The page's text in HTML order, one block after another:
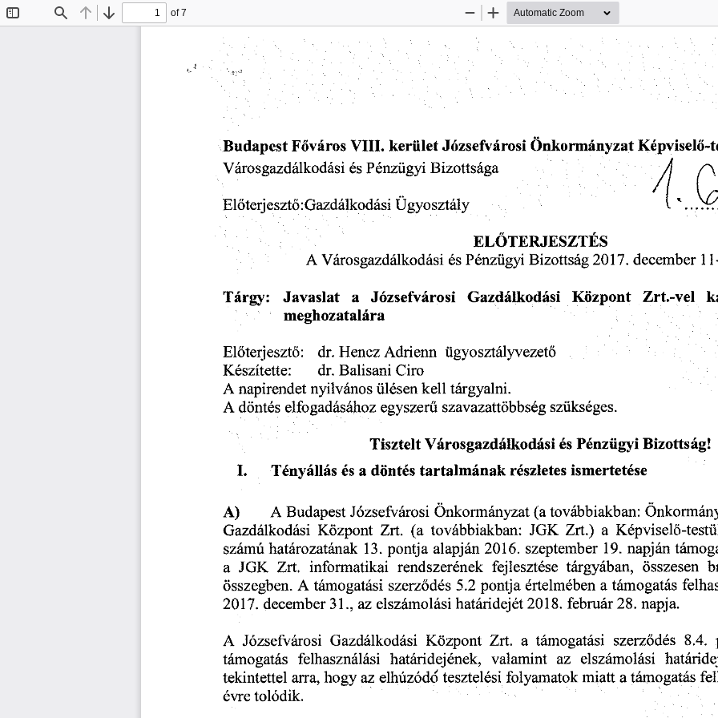
Find Previous
Next
of 7
Zoom
Zoom
Budapest
  Főváros
  VIII.
  kerület
Józsefvárosi Önkormányzat
Képviselő-
Városgazdálkodási
  és
Pénzügyi
  Bizottság
Tárgy:
    Javaslat
    a
   Józsefvárosi
   Gazdálkodási
   Központ
   Zrt.-vel
meghozatalára
Előterjesztő:
    dr.
Hencz
  Adrienn
   ügyosztályvezető
Készítette:
       dr.
Balisani
  Ciro
A napirendet
  nyilvános
ülésen kell
  tárgyalni.
A  döntés elfogadásához egyszerű
  szavazattöbbség
  szükséges.
I.         Tényállás
  és
  a döntés
tartalmának
  részletes
  ismertetése
A)
         A
  Budapest
  Józsefvárosi
Önkormányzat
  (a
továbbiakban:
Gazdálkodási
  Központ
  Zrt.
  (a
  továbbiakban:
  JGK
  Zrt.)
a  Képviselő-
számú
  határozatának
  13.
pontja alapján
  2016.
  szeptember
  19.
napján
a  JGK
   Zrt.
   informatikai
  rendszerének
   fejlesztése
  tárgyában,
   összesen
összegben.
  A
  támogatási
  szerződés
  5.2
pontja értelmében
  a támogatás
2017.
  december
  31.,
  az
elszámolási
  határidejét
2018.
  február
28. napja.
A  Józsefvárosi
  Gazdálkodási
   Központ
  Zrt.
  a
  támogatási
   szerződés
   8.4.
támogatás
   felhasználási
   határidejének,
   valamint
   az
   elszámolási
tekintettel
  arra,
hogy
  az
  elhúzódd
  tesztelési
  folyamatok
miatt
  a támogatás
évre
  tolódik.
Előterjesztő:Gazdálkodási
  Ügyosztály
ELŐTERJESZTÉS
A  Városgazdálkodási
  és
Pénzügyi
  Bizottság
2017. december
Tisztelt Városgazdálkodási
  és
Pénzügyi
  Bizottság!